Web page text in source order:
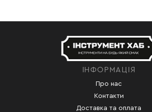
ІНФОРМАЦІЯ
Про нас
Контакти
Доставка та оплата